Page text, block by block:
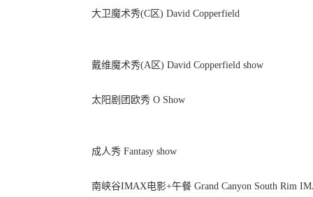
大卫魔术秀(C区) David Copperfield
戴维魔术秀(A区) David Copperfield show
太阳剧团欧秀 O Show
成人秀 Fantasy show
南峡谷IMAX电影+午餐 Grand Canyon South Rim